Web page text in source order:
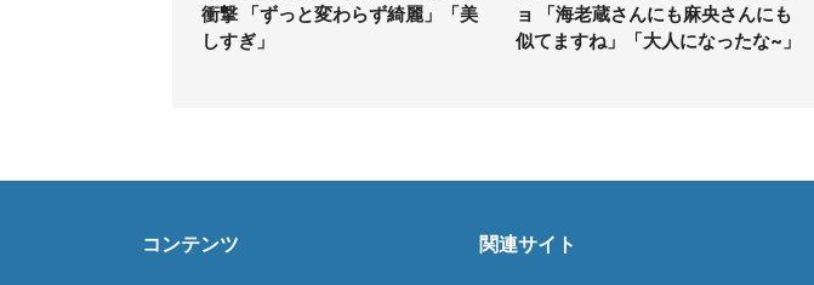
衝撃 「ずっと変わらず綺麗」「美
しすぎ」
ョ 「海老蔵さんにも麻央さんにも
似てますね」「大人になったな~」
コンテンツ 関連サイト